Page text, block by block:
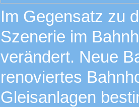
Im Gegensatz zu
Szenerie im
verändert. Neue
renoviertes
Gleisanlagen